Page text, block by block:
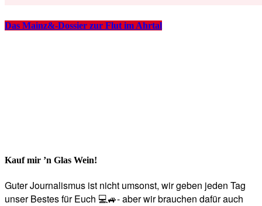
Das Mainz&-Dossier zur Flut im Ahrtal
Kauf mir ’n Glas Wein!
Guter Journalismus ist nicht umsonst, wir geben jeden Tag
unser Bestes für Euch 💻🚙- aber wir brauchen dafür auch